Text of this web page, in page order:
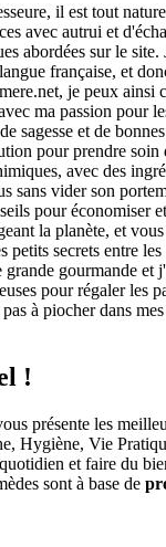
il est tout
avec autrui et
abordées sur le site.
française, et
je peux ainsi
ma passion pour
sagesse et de
pour prendre soin
avec des
sans vider son
pour économiser
la planète, et
petits secrets entre
grande gourmande et
pour régaler les
à piocher dans
!
présente les
Hygiène, Vie
et faire du
sont à base de